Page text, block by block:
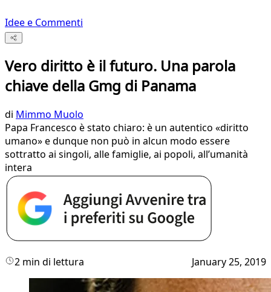
Idee e Commenti
Vero diritto è il futuro. Una parola
chiave della Gmg di Panama
di Mimmo Muolo
Papa Francesco è stato chiaro: è un autentico «diritto
umano» e dunque non può in alcun modo essere
sottratto ai singoli, alle famiglie, ai popoli, all’umanità
intera
2 min di lettura January 25, 2019